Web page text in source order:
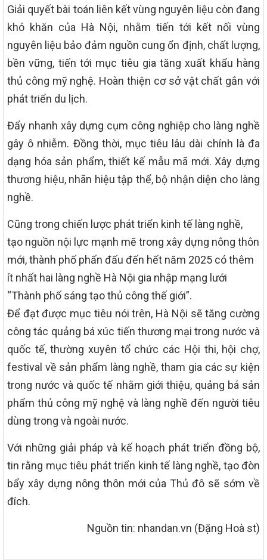
Giải quyết bài toán liên kết vùng nguyên liệu còn đang
khó khăn của Hà Nội, nhằm tiến tới kết nối vùng
nguyên liệu bảo đảm nguồn cung ổn định, chất lượng,
bền vững, tiến tới mục tiêu gia tăng xuất khẩu hàng
thủ công mỹ nghệ. Hoàn thiện cơ sở vật chất gắn với
phát triển du lịch.
Đẩy nhanh xây dựng cụm công nghiệp cho làng nghề
gây ô nhiễm. Đồng thời, mục tiêu lâu dài chính là đa
dạng hóa sản phẩm, thiết kế mẫu mã mới. Xây dựng
thương hiệu, nhãn hiệu tập thể, bộ nhận diện cho làng
nghề.
Cũng trong chiến lược phát triển kinh tế làng nghề,
tạo nguồn nội lực mạnh mẽ trong xây dựng nông thôn
mới, thành phố phấn đấu đến hết năm 2025 có thêm
ít nhất hai làng nghề Hà Nội gia nhập mạng lưới
“Thành phố sáng tạo thủ công thế giới”.
Để đạt được mục tiêu nói trên, Hà Nội sẽ tăng cường
công tác quảng bá xúc tiến thương mại trong nước và
quốc tế, thường xuyên tổ chức các Hội thi, hội chợ,
festival về sản phẩm làng nghề, tham gia các sự kiện
trong nước và quốc tế nhằm giới thiệu, quảng bá sản
phẩm thủ công mỹ nghệ và làng nghề đến người tiêu
dùng trong và ngoài nước.
Với những giải pháp và kế hoạch phát triển đồng bộ,
tin rằng mục tiêu phát triển kinh tế làng nghề, tạo đòn
bẩy xây dựng nông thôn mới của Thủ đô sẽ sớm về
đích.
Nguồn tin: nhandan.vn (Đặng Hoà st)